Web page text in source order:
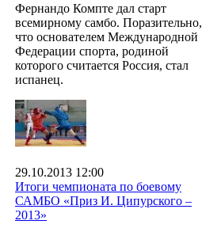
Фернандо Компте дал старт
всемирному самбо. Поразительно,
что основателем Международной
Федерации спорта, родиной
которого считается Россия, стал
испанец.
29.10.2013 12:00
Итоги чемпионата по боевому
САМБО «Приз И. Ципурского –
2013»